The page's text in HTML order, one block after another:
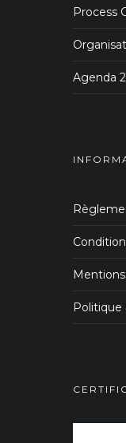
Process
Agenda